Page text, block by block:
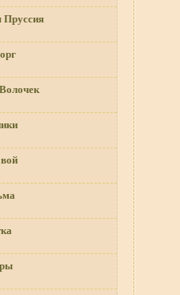
Пруссия